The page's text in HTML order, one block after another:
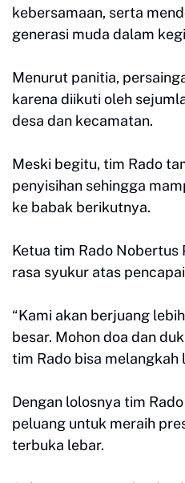
kebersamaan, serta
generasi muda dalam
Menurut panitia,
karena diikuti oleh
desa dan kecamatan.
Meski begitu, tim Rado
penyisihan sehingga
ke babak berikutnya.
Ketua tim Rado
rasa syukur atas
“Kami akan berjuang
besar. Mohon doa dan
tim Rado bisa melangkah
Dengan lolosnya tim
peluang untuk meraih
terbuka lebar.